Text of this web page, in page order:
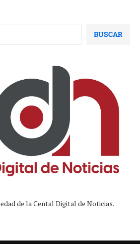
BUSCAR
de la Cental Digital de Noticias.